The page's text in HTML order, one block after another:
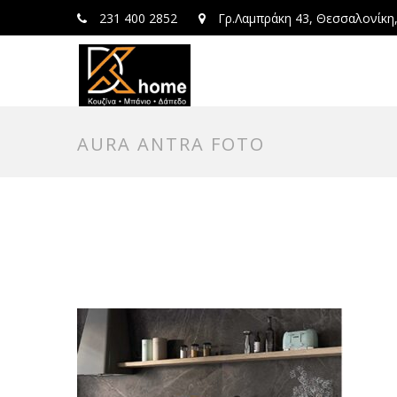
231 400 2852 Γρ.Λαμπράκη 43,
AURA ANTRA FOTO